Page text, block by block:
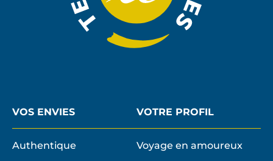
VOS ENVIES
Authentique
VOTRE PROFIL
Voyage en amoureux